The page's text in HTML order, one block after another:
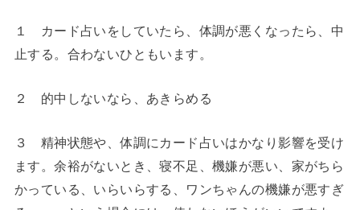
１ カード占いをしていたら、体調が悪くなったら、中
止する。合わないひともいます。
２ 的中しないなら、あきらめる
３ 精神状態や、体調にカード占いはかなり影響を受け
ます。余裕がないとき、寝不足、機嫌が悪い、家がちら
かっている、いらいらする、ワンちゃんの機嫌が悪すぎ